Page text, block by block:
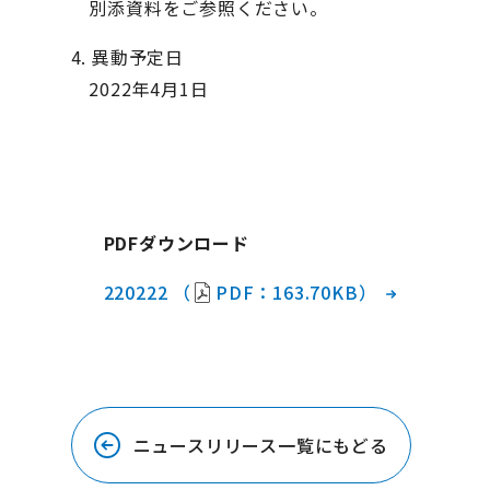
別添資料をご参照ください。
4. 異動予定日
2022年4月1日
PDFダウンロード
220222 （
PDF：163.70KB）
ニュースリリース一覧にもどる